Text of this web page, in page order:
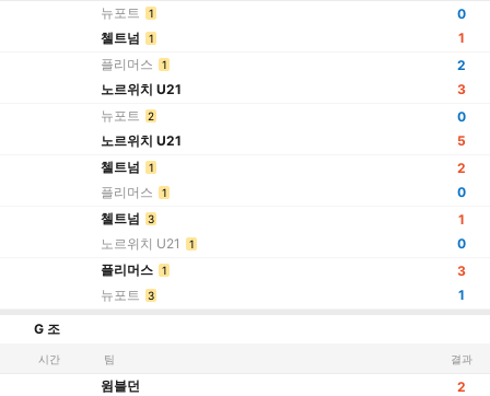
뉴포트 1
첼트넘 1
0
1
플리머스
1
노르위치 U21
2
3
뉴포트
2
노르위치 U21
0
5
첼트넘
1
플리머스 1
2
0
첼트넘
3
노르위치 U21 1
1
0
플리머스
1
뉴포트 3
3
1
G 조
시간 팀 결과
윔블던
2